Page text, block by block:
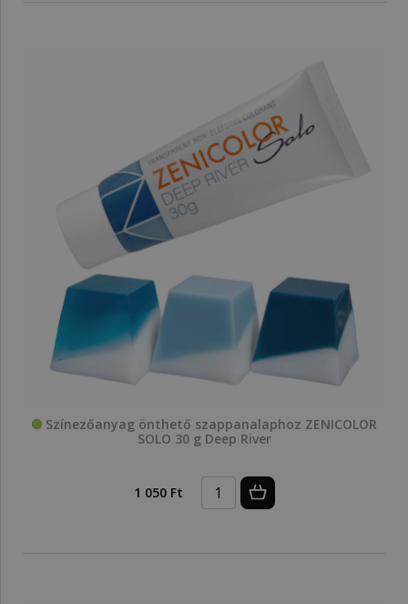
Színezőanyag önthető szappanalaphoz ZENICOLOR
SOLO 30 g Deep River
1 050 Ft